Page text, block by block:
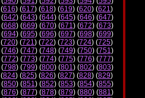
616) (617) (618) (619) (620) (621)
642) (643) (644) (645) (646) (647)
668) (669) (670) (671) (672) (673)
694) (695) (696) (697) (698) (699)
720) (721) (722) (723) (724) (725)
746) (747) (748) (749) (750) (751)
772) (773) (774) (775) (776) (777)
798) (799) (800) (801) (802) (803)
824) (825) (826) (827) (828) (829)
850) (851) (852) (853) (854) (855)
876) (877) (878) (879) (880) (881)